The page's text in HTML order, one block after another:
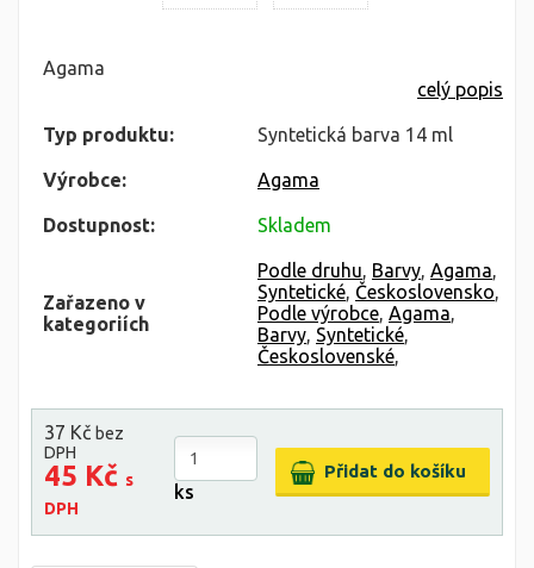
Agama
celý popis
Typ produktu: Syntetická barva 14 ml
Výrobce: Agama
Dostupnost: Skladem
Zařazeno v
kategoriích
Podle druhu, Barvy, Agama,
Syntetické, Československo,
Podle výrobce, Agama,
Barvy, Syntetické,
Československé,
37 Kč bez
DPH
45 Kč s
DPH
ks